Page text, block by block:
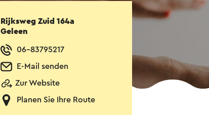
Rijksweg Zuid 164a
Geleen
06-83795217
E-Mail senden
Zur Website
Planen Sie Ihre Route